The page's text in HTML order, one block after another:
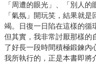
「周遭的眼光」、「別人
「氣氛」開玩笑，結果就
竭。日復一日陷在這樣的循
但其實，我非常討厭那樣的
了好長一段時間積極鍛鍊內
我所執行的，正是本書即將